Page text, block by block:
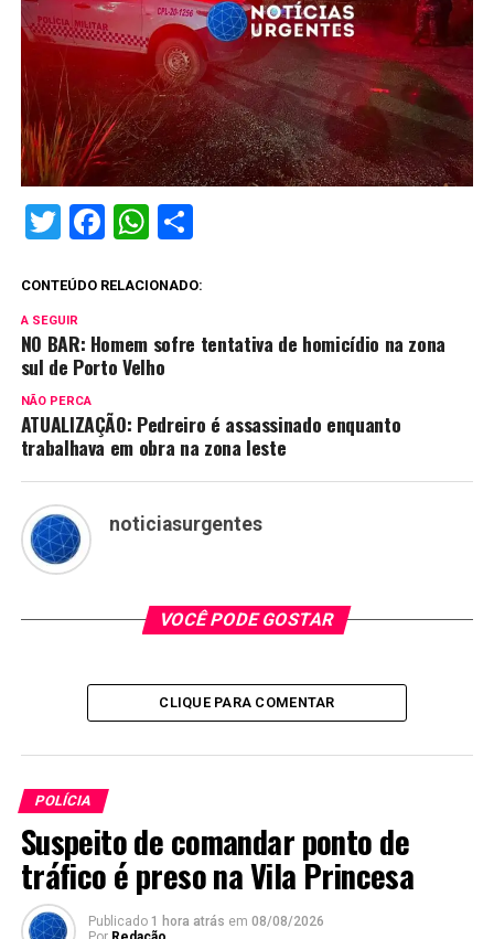
Twitter
Facebook
WhatsApp
CONTEÚDO RELACIONADO:
A SEGUIR
NO BAR: Homem sofre tentativa de homicídio na zona
sul de Porto Velho
NÃO PERCA
ATUALIZAÇÃO: Pedreiro é assassinado enquanto
trabalhava em obra na zona leste
noticiasurgentes
VOCÊ PODE GOSTAR
CLIQUE PARA COMENTAR
POLÍCIA
Suspeito de comandar ponto de
tráfico é preso na Vila Princesa
Publicado 1 hora atrás em 08/08/2026